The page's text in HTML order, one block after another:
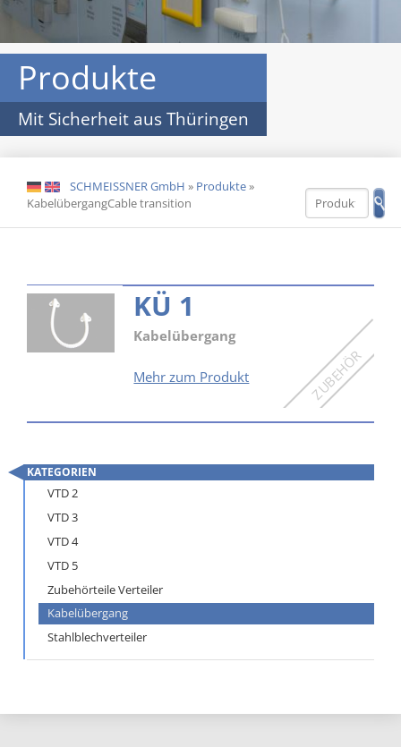
Produkte
Mit Sicherheit aus Thüringen
DE EN SCHMEISSNER GmbH » Produkte»
KabelübergangCable transition
KÜ 1
Kabelübergang
Mehr zum ProduktKÜ
KATEGORIEN
Navigation
überspringen
VTD 2
VTD 3
VTD 4
VTD 5
Zubehörteile Verteiler
Kabelübergang
Stahlblechverteiler